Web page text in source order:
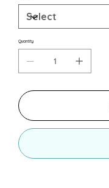
Quantity